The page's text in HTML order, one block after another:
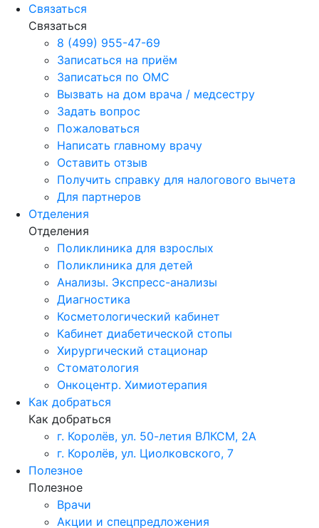
Связаться
Связаться
8 (499) 955-47-69
Записаться на приём
Записаться по ОМС
Вызвать на дом врача / медсестру
Задать вопрос
Пожаловаться
Написать главному врачу
Оставить отзыв
Получить справку для налогового вычета
Для партнеров
Отделения
Отделения
Поликлиника для взрослых
Поликлиника для детей
Анализы. Экспресс-анализы
Диагностика
Косметологический кабинет
Кабинет диабетической стопы
Хирургический стационар
Стоматология
Онкоцентр. Химиотерапия
Как добраться
Как добраться
г. Королёв, ул. 50-летия ВЛКСМ, 2А
г. Королёв, ул. Циолковского, 7
Полезное
Полезное
Врачи
Акции и спецпредложения